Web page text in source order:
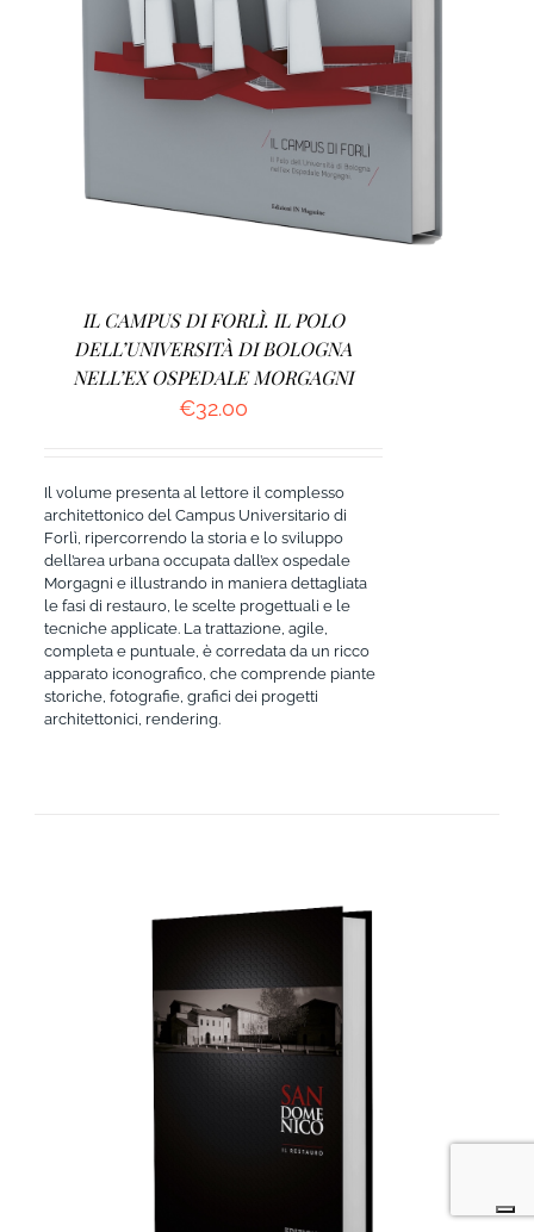
AGGIUNGI AL CARRELLO /
IL CAMPUS DI FORLÌ. IL POLO
DELL’UNIVERSITÀ DI BOLOGNA
NELL’EX OSPEDALE MORGAGNI
€32.00
Il volume presenta al lettore il complesso
architettonico del Campus Universitario di
Forlì, ripercorrendo la storia e lo sviluppo
dell’area urbana occupata dall’ex ospedale
Morgagni e illustrando in maniera dettagliata
le fasi di restauro, le scelte progettuali e le
tecniche applicate. La trattazione, agile,
completa e puntuale, è corredata da un ricco
apparato iconografico, che comprende piante
storiche, fotografie, grafici dei progetti
architettonici, rendering.
AGGIUNGI AL CARRELLO /